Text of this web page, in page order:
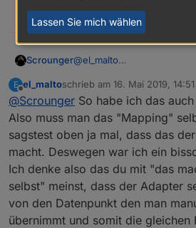
und das verlinkte Objekt
Scrounger@el_malto
Du hast z.B. einen
ist dann in der instanz des
iobroker verfügbar. Dort
Datenpunkt zum ein bzw.
"hm-rpc-
sog. parentObject.
Jetzt erstellst du dir ein
"Licht.Bad.STATE". Die ID
verwendest du dann im
Wenn jetzt der
neuen mit der ID "hm-rpc-
getauscht wird, dann
diesen ein linkedObject
"Licht.Bad.STATE" hat.
alle deine VIS und skripte,
linkedObject verwendet
E
Offline
el_maltoschrieb am 16. Mai 2019, 14:51
zuletzt editiert von
@Scrounger So habe ich das
Also muss man das "Mapping"
sagstest oben ja mal, dass das
macht. Deswegen war ich ein
Ich denke also das du mit "das
selbst" meinst, dass der Adapter
von den Datenpunkt den man
übernimmt und somit die gleichen
Lassen Sie mich wählen